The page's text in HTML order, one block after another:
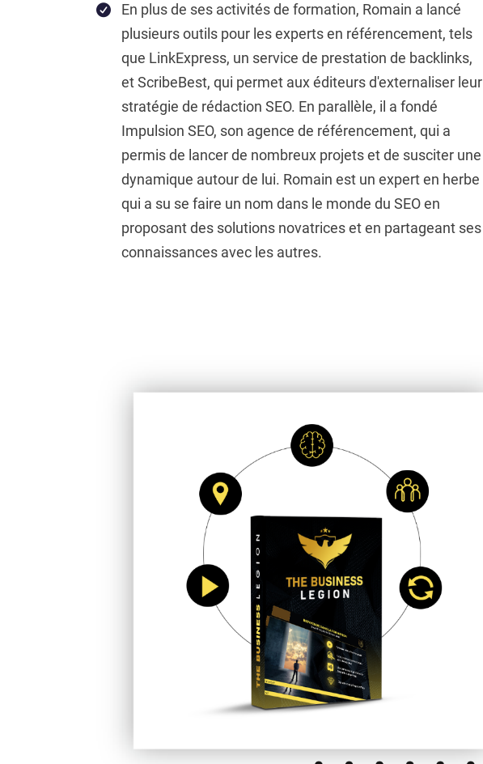
En plus de ses activités de formation, Romain a lancé
plusieurs outils pour les experts en référencement, tels
que LinkExpress, un service de prestation de backlinks,
et ScribeBest, qui permet aux éditeurs d'externaliser leur
stratégie de rédaction SEO. En parallèle, il a fondé
Impulsion SEO, son agence de référencement, qui a
permis de lancer de nombreux projets et de susciter une
dynamique autour de lui. Romain est un expert en herbe
qui a su se faire un nom dans le monde du SEO en
proposant des solutions novatrices et en partageant ses
connaissances avec les autres.